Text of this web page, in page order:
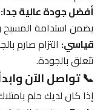
أفضل جودة عالية جدا:
يضمن استدامة المسبح
قياسي: التزام صارم
تتعلق بالجودة.
📞 تواصل الآن
إذا كان لديك حلم